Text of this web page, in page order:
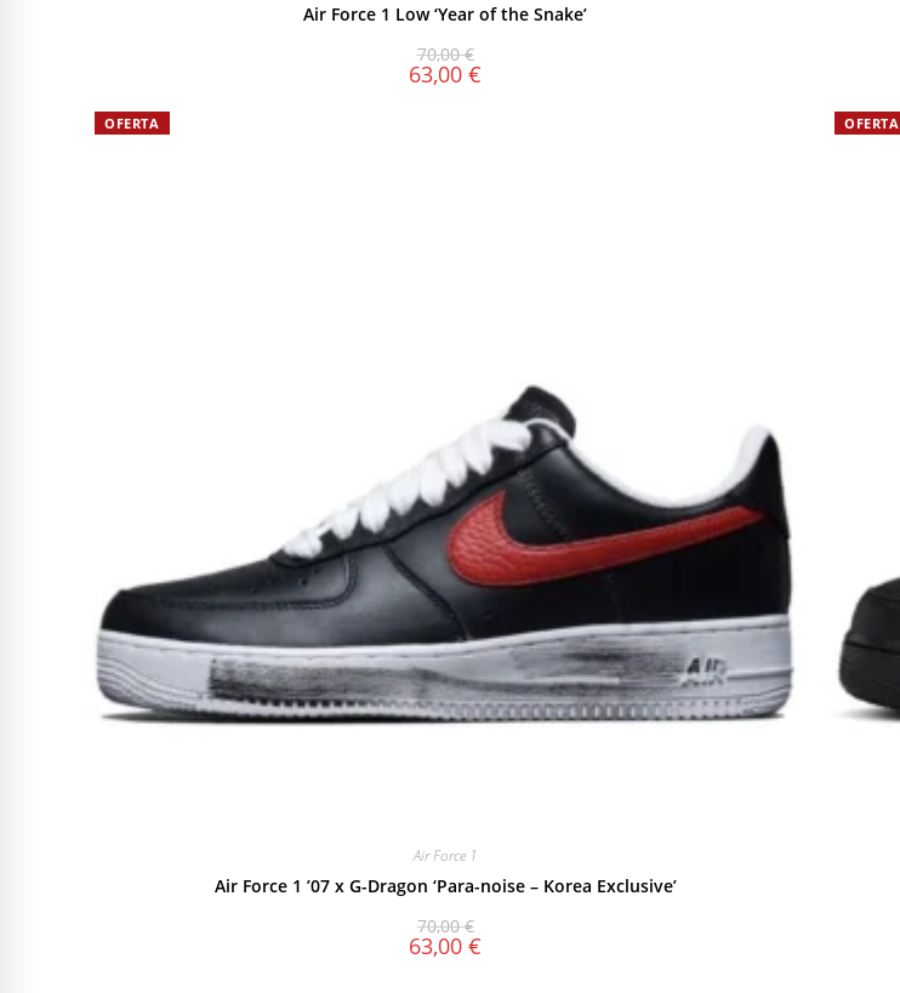
Air Force 1 Low ‘Year of the Snake’
70,00€
63,00 €
OFERTA
Air Force 1
Air Force 1 ’07 x G-Dragon ‘Para-noise – Korea Exclusive’
70,00€
63,00 €
OFERTA